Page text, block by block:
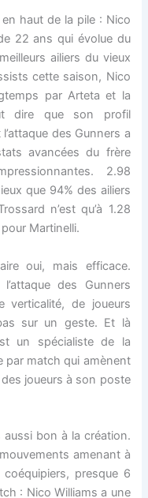
haut de la pile : Nico
22 ans qui évolue du
ailiers du vieux
cette saison, Nico
par Arteta et la
dire que son profil
des Gunners a
avancées du frère
2.98
que 94% des ailiers
n’est qu’à 1.28
Martinelli.
oui, mais efficace.
des Gunners
verticalité, de joueurs
sur un geste. Et là
un spécialiste de la
par match qui amènent
joueurs à son poste
aussi bon à la création.
amenant à
presque 6
: Nico Williams a une